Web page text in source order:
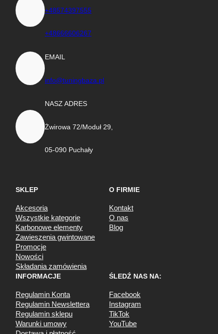
+48574397555
+48666606267
EMAIL
info@tuningbaza.pl
NASZ ADRES
Żwirowa 72/Moduł 29,
05-090 Puchały
SKLEP
Akcesoria
Wszystkie kategorie
Karbonowe elementy
Zawieszenia gwintowane
Promocje
Nowości
Składania zamówienia
O FIRMIE
Kontakt
O nas
Blog
INFORMACJE
Regulamin Konta
Regulamin Newslettera
Regulamin sklepu
Warunki umowy
ŚLEDŹ NAS NA:
Facebook
Instagram
TikTok
YouTube